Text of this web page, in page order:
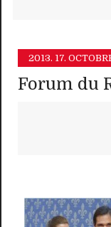
2013. 17.
Forum du